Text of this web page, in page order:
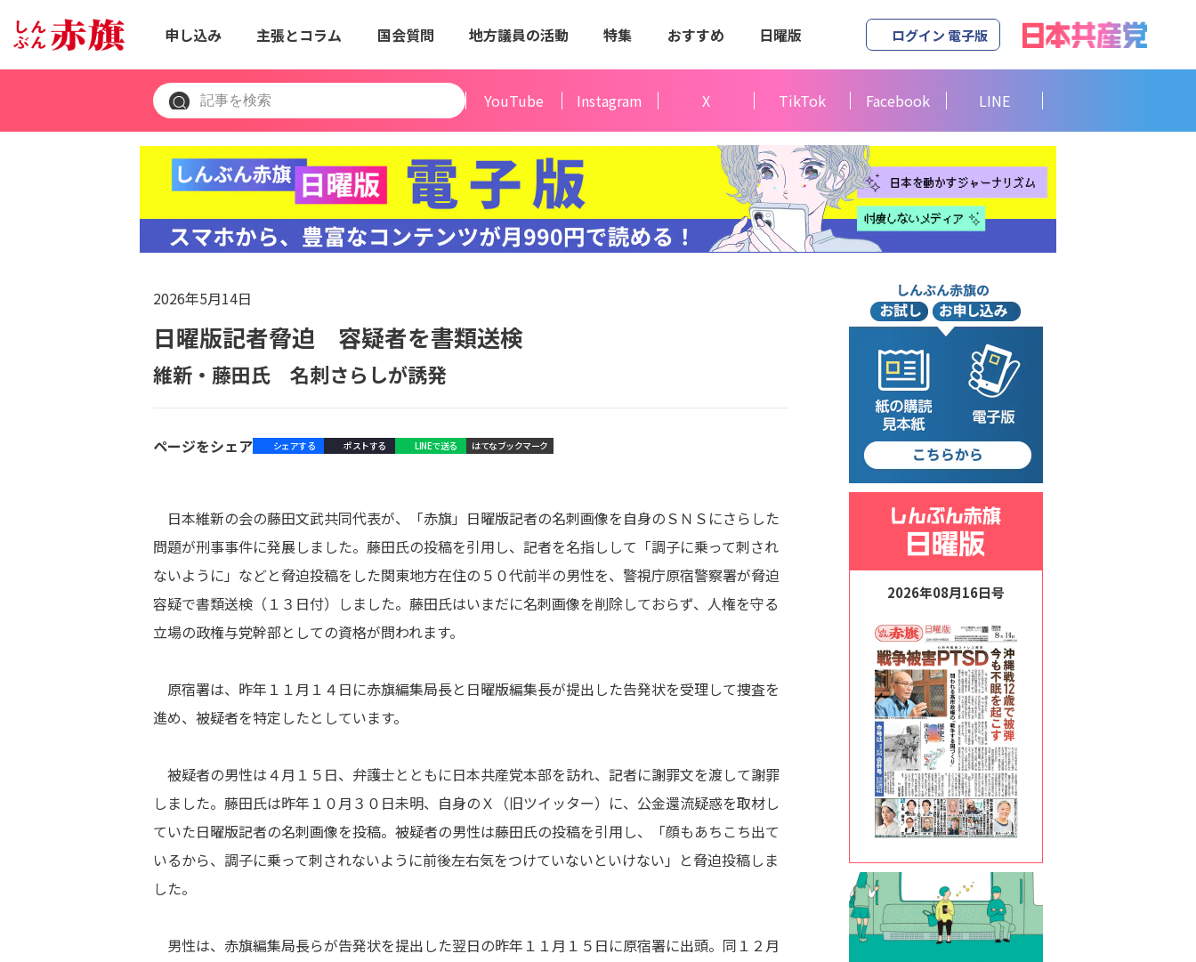
申し込み 主張とコラム 国会質問 地方議員の活動 特集 おすすめ 日曜版 ログイン 電子版
YouTube Instagram X TikTok Facebook LINE
2026年5月14日
日曜版記者脅迫 容疑者を書類送検
維新・藤田氏 名刺さらしが誘発
ページをシェア シェアする ポストする LINEで送る はてなブックマーク
日本維新の会の藤田文武共同代表が、「赤旗」日曜版記者の名刺画像を自身のＳＮＳにさらした
問題が刑事事件に発展しました。藤田氏の投稿を引用し、記者を名指しして「調子に乗って刺され
ないように」などと脅迫投稿をした関東地方在住の５０代前半の男性を、警視庁原宿警察署が脅迫
容疑で書類送検（１３日付）しました。藤田氏はいまだに名刺画像を削除しておらず、人権を守る
立場の政権与党幹部としての資格が問われます。
原宿署は、昨年１１月１４日に赤旗編集局長と日曜版編集長が提出した告発状を受理して捜査を
進め、被疑者を特定したとしています。
被疑者の男性は４月１５日、弁護士とともに日本共産党本部を訪れ、記者に謝罪文を渡して謝罪
しました。藤田氏は昨年１０月３０日未明、自身のＸ（旧ツイッター）に、公金還流疑惑を取材し
ていた日曜版記者の名刺画像を投稿。被疑者の男性は藤田氏の投稿を引用し、「顔もあちこち出て
いるから、調子に乗って刺されないように前後左右気をつけていないといけない」と脅迫投稿しま
した。
男性は、赤旗編集局長らが告発状を提出した翌日の昨年１１月１５日に原宿署に出頭。同１２月
2026年08月16日号